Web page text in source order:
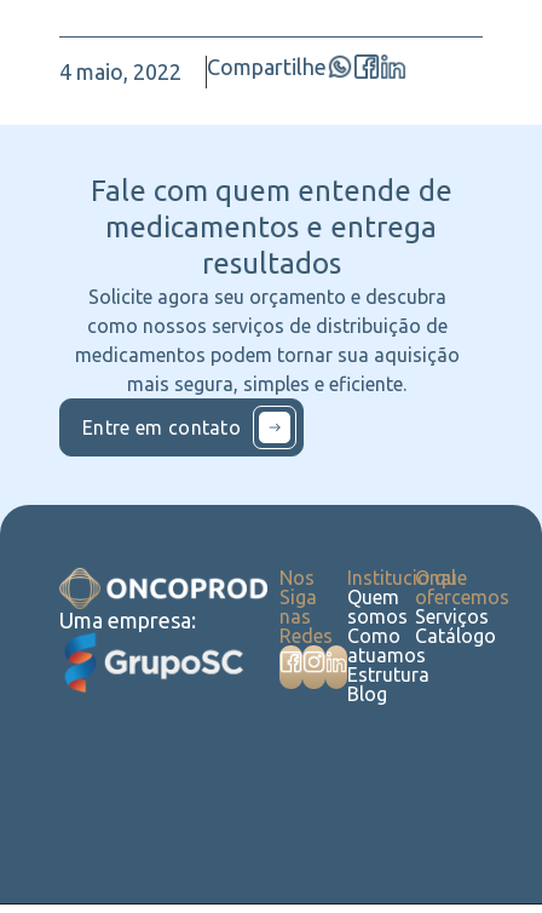
4 maio, 2022 Compartilhe
Fale com quem entende de
medicamentos e entrega
resultados
Solicite agora seu orçamento e descubra
como nossos serviços de distribuição de
medicamentos podem tornar sua aquisição
mais segura, simples e eficiente.
Entre em contato
Uma empresa:
Institucional
Quem
somos
Como
atuamos
Estrutura
Blog
O que
ofercemos
Serviços
Catálogo
Nos
Siga
nas
Redes